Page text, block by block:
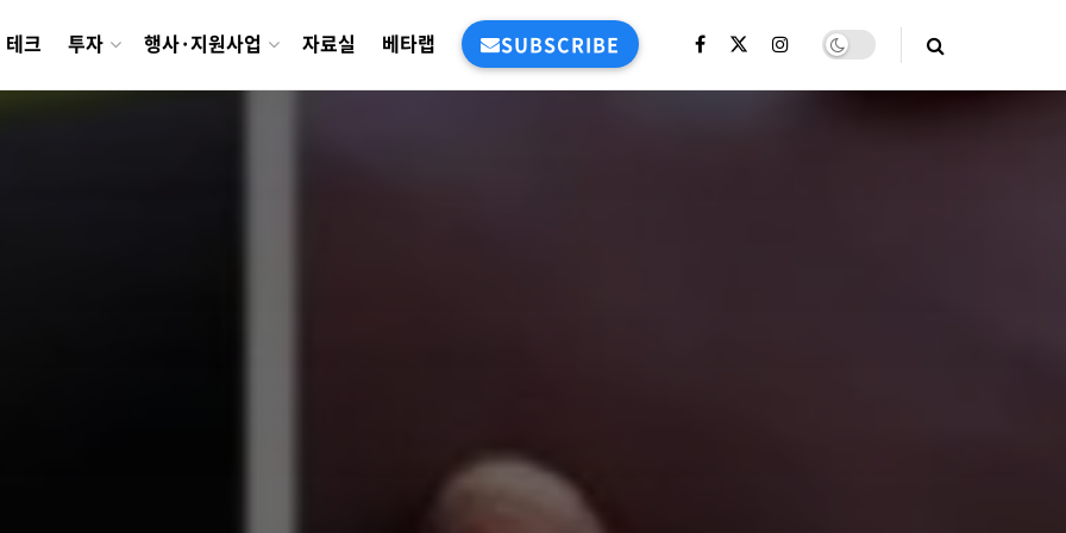
테크 투자 행사·지원사업 자료실 베타랩 SUBSCRIBE